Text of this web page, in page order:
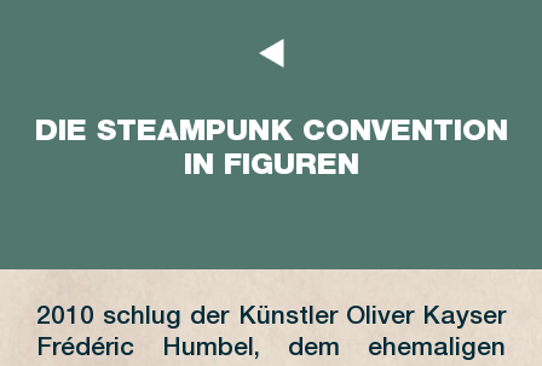
DIE STEAMPUNK CONVENTION
IN FIGUREN
2010 schlug der Künstler Oliver Kayser
Frédéric Humbel, dem ehemaligen